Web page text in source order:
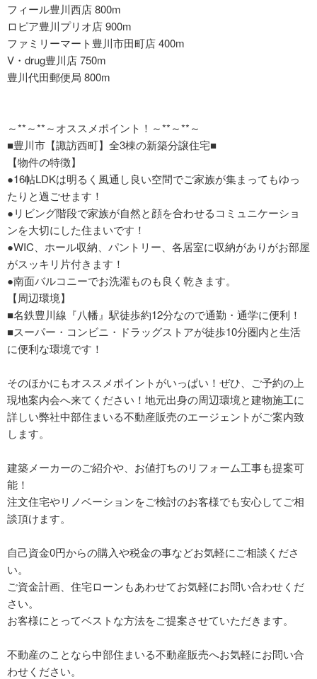
フィール豊川西店 800m
ロピア豊川プリオ店 900m
ファミリーマート豊川市田町店 400m
V・drug豊川店 750m
豊川代田郵便局 800m
～**～**～オススメポイント！～**～**～
■豊川市【諏訪西町】全3棟の新築分譲住宅■
【物件の特徴】
●16帖LDKは明るく風通し良い空間でご家族が集まってもゆっ
たりと過ごせます！
●リビング階段で家族が自然と顔を合わせるコミュニケーショ
ンを大切にした住まいです！
●WIC、ホール収納、パントリー、各居室に収納がありがお部屋
がスッキリ片付きます！
●南面バルコニーでお洗濯ものも良く乾きます。
【周辺環境】
■名鉄豊川線『八幡』駅徒歩約12分なので通勤・通学に便利！
■スーパー・コンビニ・ドラッグストアが徒歩10分圏内と生活
に便利な環境です！
そのほかにもオススメポイントがいっぱい！ぜひ、ご予約の上
現地案内会へ来てください！地元出身の周辺環境と建物施工に
詳しい弊社中部住まいる不動産販売のエージェントがご案内致
します。
建築メーカーのご紹介や、お値打ちのリフォーム工事も提案可
能！
注文住宅やリノベーションをご検討のお客様でも安心してご相
談頂けます。
自己資金0円からの購入や税金の事などお気軽にご相談くださ
い。
ご資金計画、住宅ローンもあわせてお気軽にお問い合わせくだ
さい。
お客様にとってベストな方法をご提案させていただきます。
不動産のことなら中部住まいる不動産販売へお気軽にお問い合
わせください。